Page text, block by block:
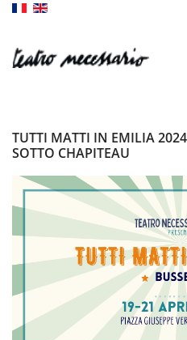
TUTTI MATTI IN EMILIA
SOTTO CHAPITEAU